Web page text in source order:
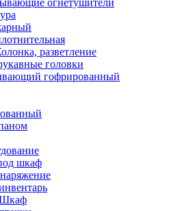
разветление
головки
гофрированный
шкаф